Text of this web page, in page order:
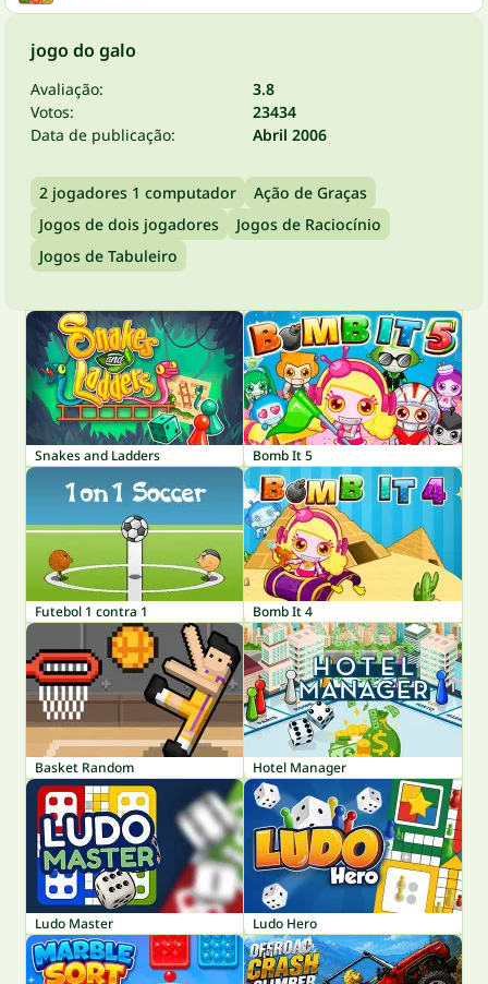
jogo do galo
Avaliação:
3.8
Votos:
23434
Data de publicação:
Abril 2006
2 jogadores 1 computador
Ação de Graças
Jogos de dois jogadores
Jogos de Raciocínio
Jogos de Tabuleiro
Snakes and Ladders Bomb It 5
Futebol 1 contra 1 Bomb It 4
Basket Random Hotel Manager
Ludo Master Ludo Hero